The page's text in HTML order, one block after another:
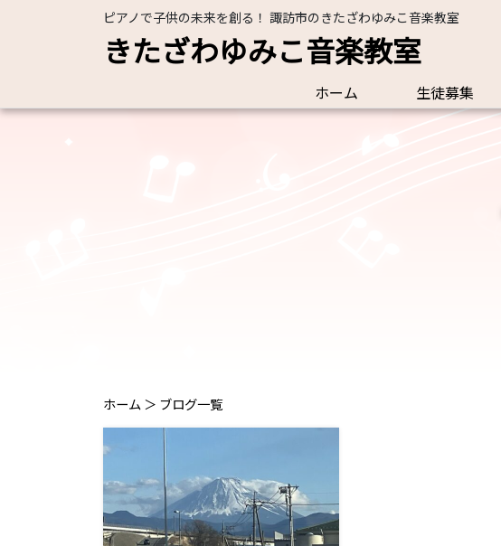
ピアノで子供の未来を創る！ 諏訪市のきたざわゆみこ音楽教室
きたざわゆみこ音楽教室
ホーム 生徒募集
ホーム ＞ ブログ一覧